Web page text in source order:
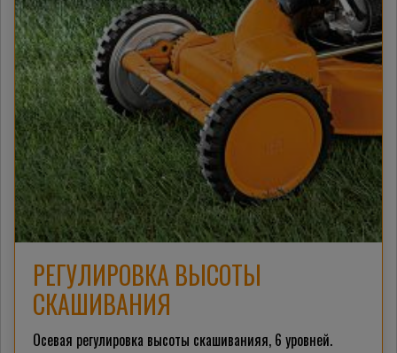
РЕГУЛИРОВКА ВЫСОТЫ
СКАШИВАНИЯ
Осевая регулировка высоты скашиванияя, 6 уровней.